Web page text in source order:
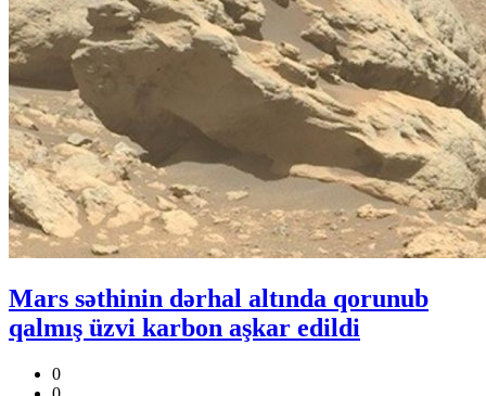
Mars səthinin dərhal altında qorunub
qalmış üzvi karbon aşkar edildi
0